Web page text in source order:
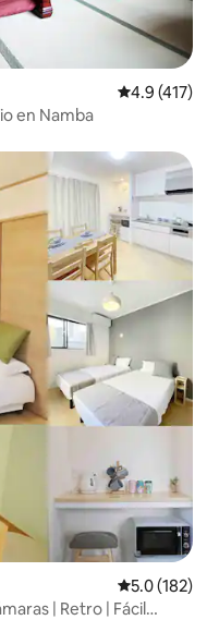
Calificación
4.9 (417)
en Namba
Calificación
5.0 (182)
| Retro | Fácil